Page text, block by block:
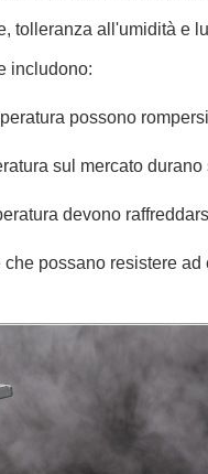
tolleranza all'umidità e
includono:
possono
sul mercato
devono
possano resistere